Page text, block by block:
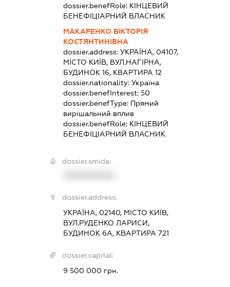
dossier.benefRole: КІНЦЕВИЙ
БЕНЕФІЦІАРНИЙ ВЛАСНИК
МАКАРЕНКО ВІКТОРІЯ
КОСТЯНТИНІВНА
dossier.address: УКРАЇНА, 04107,
МІСТО КИЇВ, ВУЛ.НАГІРНА,
БУДИНОК 16, КВАРТИРА 12
dossier.nationality: Україна
dossier.benefInterest: 50
dossier.benefType: Прямий
вирішальний вплив
dossier.benefRole: КІНЦЕВИЙ
БЕНЕФІЦІАРНИЙ ВЛАСНИК
dossier.smida:
dossier.address:
УКРАЇНА, 02140, МІСТО КИЇВ,
ВУЛ.РУДЕНКО ЛАРИСИ,
БУДИНОК 6А, КВАРТИРА 721
dossier.capital:
9 500 000 грн.